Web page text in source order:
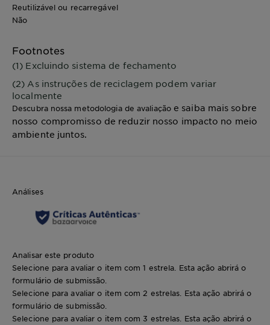
Reutilizável ou recarregável
Não
Footnotes
(1) Excluindo sistema de fechamento
(2) As instruções de reciclagem podem variar
localmente
Descubra nossa metodologia de avaliaçãoe saiba mais sobre
nosso compromisso de reduzir nosso impacto no meio
ambiente juntos.
Análises
Analisar este produto
Selecione para avaliar o item com 1 estrela. Esta ação abrirá o
formulário de submissão.
Selecione para avaliar o item com 2 estrelas. Esta ação abrirá o
formulário de submissão.
Selecione para avaliar o item com 3 estrelas. Esta ação abrirá o